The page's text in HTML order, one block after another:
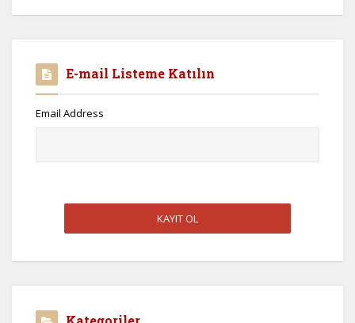
E-mail Listeme Katılın
Email Address